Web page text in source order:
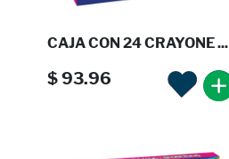
CAJA CON 24 CRAYONE ...
$ 93.96